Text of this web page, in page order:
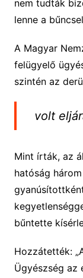
nem tudták
lenne a
A Magyar
felügyelő
szintén az
volt
Mint írták, az
hatóság
bűntette
Hozzátették:
Ügyészség az